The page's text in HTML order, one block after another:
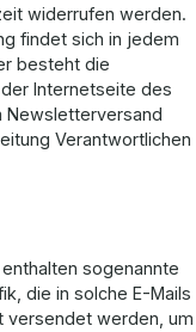
widerrufen werden.
findet sich in jedem
besteht die
Internetseite des
Newsletterversand
Verantwortlichen
enthalten sogenannte
die in solche E-Mails
versendet werden, um